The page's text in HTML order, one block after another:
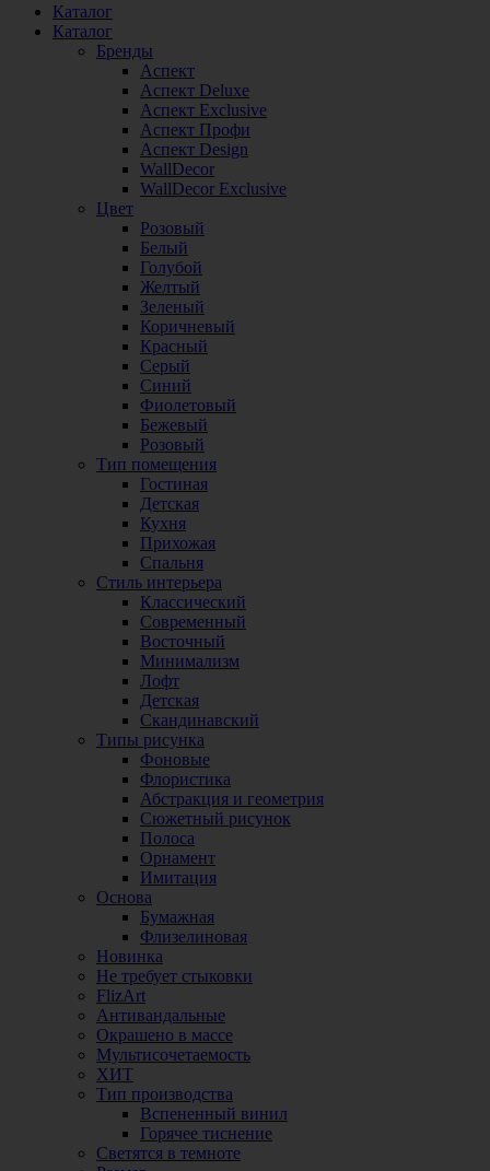
Каталог
Каталог
Бренды
Аспект
Аспект Deluxe
Аспект Exclusive
Аспект Профи
Аспект Design
WallDecor
WallDecor Exclusive
Цвет
Розовый
Белый
Голубой
Желтый
Зеленый
Коричневый
Красный
Серый
Синий
Фиолетовый
Бежевый
Розовый
Тип помещения
Гостиная
Детская
Кухня
Прихожая
Спальня
Стиль интерьера
Классический
Современный
Восточный
Минимализм
Лофт
Детская
Скандинавский
Типы рисунка
Фоновые
Флористика
Абстракция и геометрия
Сюжетный рисунок
Полоса
Орнамент
Имитация
Основа
Бумажная
Флизелиновая
Новинка
Не требует стыковки
FlizArt
Антивандальные
Окрашено в массе
Мультисочетаемость
ХИТ
Тип производства
Вспененный винил
Горячее тиснение
Светятся в темноте